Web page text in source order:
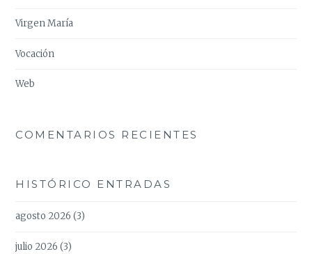
Virgen María
Vocación
Web
COMENTARIOS RECIENTES
HISTÓRICO ENTRADAS
agosto 2026 (3)
julio 2026 (3)